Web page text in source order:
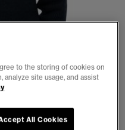
4 5 6
to the storing of cookies on
analyze site usage, and assist
All Cookies